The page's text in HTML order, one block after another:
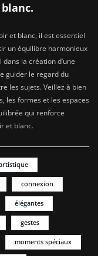
et blanc, il est essentiel
un équilibre harmonieux
la création d’une
guider le regard du
les sujets. Veillez à bien
les formes et les espaces
qui renforce
et blanc.
connexion
élégantes
gestes
moments spéciaux